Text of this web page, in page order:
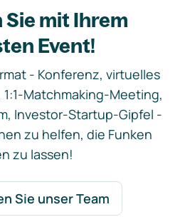
Sie mit Ihrem
Event!
- Konferenz, virtuelles
Matchmaking-Meeting,
Investor-Startup-Gipfel -
zu helfen, die Funken
zu lassen!
Sie unser Team